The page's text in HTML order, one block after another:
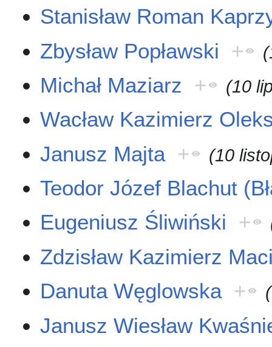
Stanisław Roman
Zbysław Popławski
+
Michał Maziarz + (10
Wacław Kazimierz
Janusz Majta + (10
Teodor Józef Blachut
Eugeniusz Śliwiński
+
Zdzisław Kazimierz
Danuta Węglowska +
Janusz Wiesław